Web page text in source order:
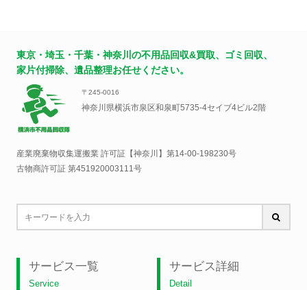
東京・埼玉・千葉・神奈川の不用品回収&買取、ゴミ回収、
家片付掃除、遺品整理お任せください。
〒245-0016
神奈川県横浜市泉区和泉町5735-4セイブ4ビル2階
産業廃棄物収集運搬業 許可証【神奈川】 第14-00-198230号
古物商許可証 第451920003111号
サービス一覧
Service
サービス詳細
Detail